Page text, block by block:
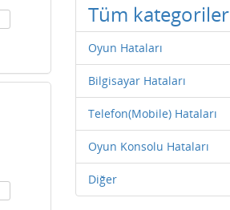
Tüm kategoriler
Oyun Hataları
Bilgisayar Hataları
Telefon(Mobile) Hataları
Oyun Konsolu Hataları
Diğer